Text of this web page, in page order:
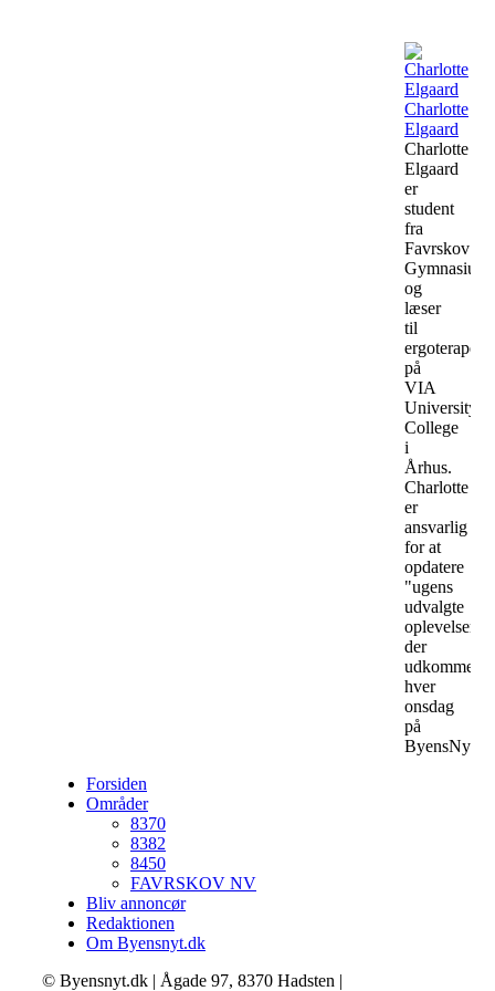
Charlotte
Elgaard
Charlotte
Elgaard
er
student
fra
Favrskov
Gymnasium
og
læser
til
ergoterapeut
på
VIA
University
College
i
Århus.
Charlotte
er
ansvarlig
for at
opdatere
"ugens
udvalgte
oplevelser",
der
udkommer
hver
onsdag
på
ByensNyt.
Forsiden
Områder
8370
8382
8450
FAVRSKOV NV
Bliv annoncør
Redaktionen
Om Byensnyt.dk
© Byensnyt.dk | Ågade 97, 8370 Hadsten |